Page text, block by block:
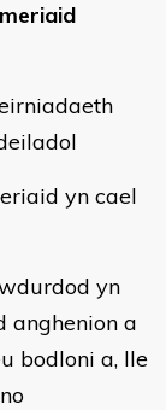
yn cael
yn
anghenion a
bodloni a, lle